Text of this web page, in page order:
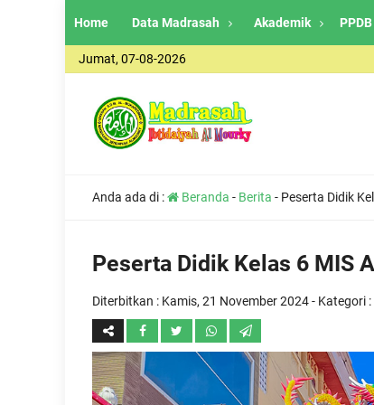
Home Data Madrasah Akademik PPDB
Jumat, 07-08-2026
Anda ada di : Beranda - Berita - Peserta Didik
Peserta Didik Kelas 6 MIS
Diterbitkan : Kamis, 21 November 2024- Kategori :